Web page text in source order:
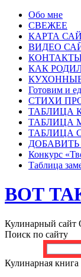
Обо мне
СВЕЖЕЕ
КАРТА
ВИДЕО
КАК
Готовим и
СТИХИ
ТАБЛИЦА
ТАБЛИЦА
ТАБЛИЦА
Конкурс
Таблица
ВОТ
Кулинарный сайт
Поиск по сайту
Кулинарная книга